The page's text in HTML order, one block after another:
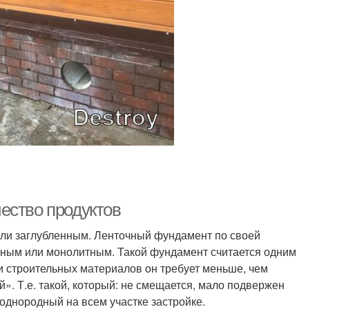
продуктов
заглубленным. Ленточный фундамент по своей
или монолитным. Такой фундамент считается одним
материалов он требует меньше, чем
Т.е. такой, который: не смещается, мало подвержен
на всем участке застройке.